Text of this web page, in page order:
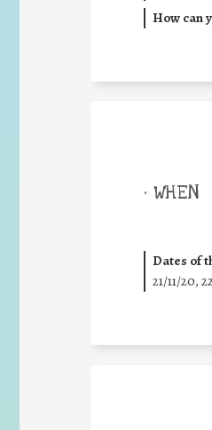
How can
• WHEN
Dates of
21/11/20,